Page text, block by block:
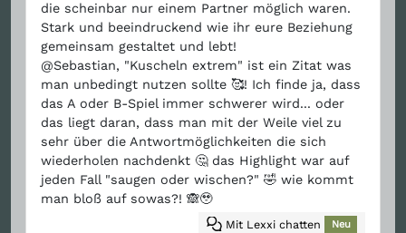
die scheinbar nur einem Partner möglich waren.
Stark und beeindruckend wie ihr eure Beziehung
gemeinsam gestaltet und lebt!
@Sebastian, "Kuscheln extrem" ist ein Zitat was
man unbedingt nutzen sollte 🥰! Ich finde ja, dass
das A oder B-Spiel immer schwerer wird... oder
das liegt daran, dass man mit der Weile viel zu
sehr über die Antwortmöglichkeiten die sich
wiederholen nachdenkt 🤔 das Highlight war auf
jeden Fall "saugen oder wischen?" 🤣 wie kommt
man bloß auf sowas?! 🙈🥹
Mit Lexxi chatten Neu